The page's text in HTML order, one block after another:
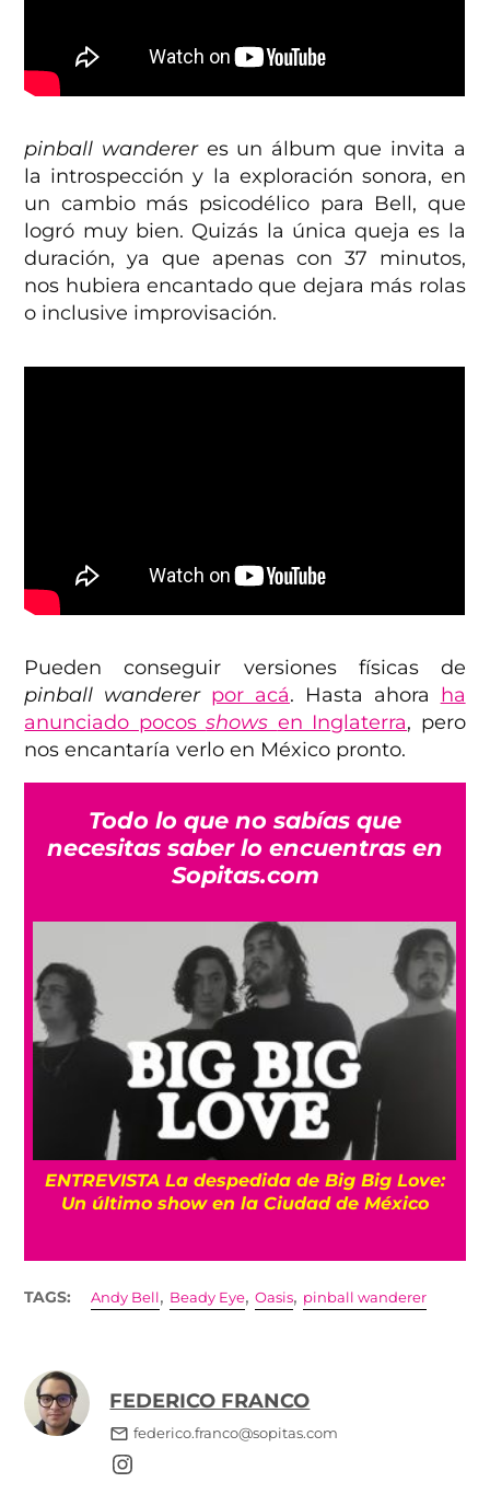
pinball wandereres un álbum que invita a
la introspección y la exploración sonora, en
un cambio más psicodélico para Bell, que
logró muy bien. Quizás la única queja es la
duración, ya que apenas con 37 minutos,
nos hubiera encantado que dejara más rolas
o inclusive improvisación.
Pueden conseguir versiones físicas de
pinball wanderer por acá. Hasta ahora ha
anunciado pocosshows en Inglaterra, pero
nos encantaría verlo en México pronto.
Todo lo que no sabías que
necesitas saber lo encuentras en
Sopitas.com
ENTREVISTA La despedida de Big Big Love:
Un último show en la Ciudad de México
TAGS: Andy Bell , Beady Eye,Oasis, pinball wanderer
FEDERICO FRANCO
federico.franco@sopitas.com